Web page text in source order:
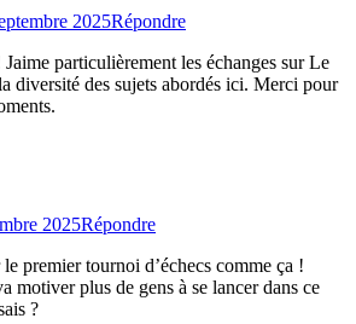
2025Répondre
Jaime particulièrement les échanges sur Le
diversité des sujets abordés ici. Merci pour
2025Répondre
premier tournoi d’échecs comme ça !
motiver plus de gens à se lancer dans ce
?